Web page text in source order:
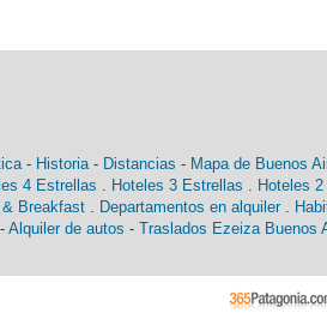
- Historia- Distancias - Mapa de Buenos
4 Estrellas . Hoteles 3 Estrellas . Hoteles
& Breakfast . Departamentos en alquiler .
- Alquiler de autos - Traslados Ezeiza Buenos